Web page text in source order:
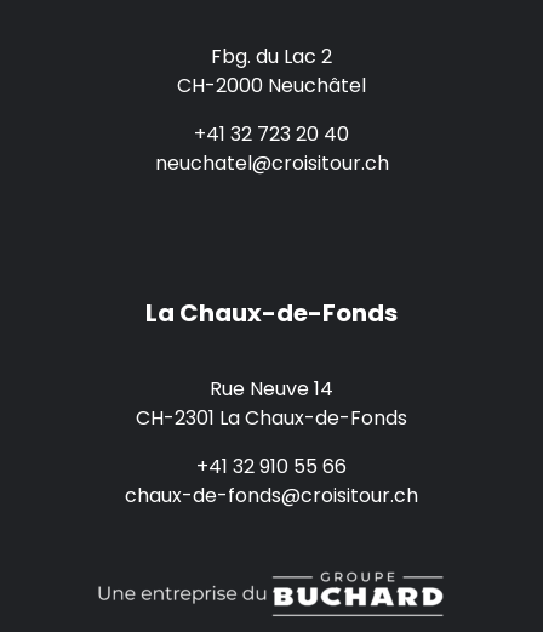
Fbg. du Lac 2
CH-2000 Neuchâtel
+41 32 723 20 40
neuchatel@croisitour.ch
La Chaux-de-Fonds
Rue Neuve 14
CH-2301 La Chaux-de-Fonds
+41 32 910 55 66
chaux-de-fonds@croisitour.ch